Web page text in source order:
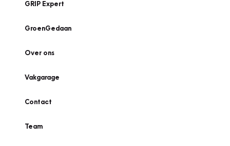
GRIP Expert
GroenGedaan
Over ons
Vakgarage
Contact
Team